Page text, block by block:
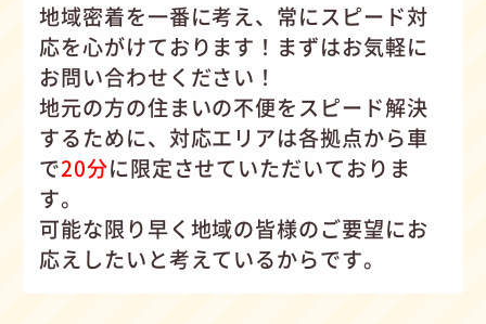
地域密着を一番に考え、常にスピード対
応を心がけております！まずはお気軽に
お問い合わせください！
地元の方の住まいの不便をスピード解決
するために、対応エリアは各拠点から車
で20分に限定させていただいておりま
す。
可能な限り早く地域の皆様のご要望にお
応えしたいと考えているからです。